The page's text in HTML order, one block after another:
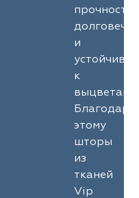
и
к
Благодаря
этому
шторы
из
тканей
Vip